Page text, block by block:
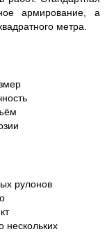
армирование, а
метра.
рулонов
нескольких